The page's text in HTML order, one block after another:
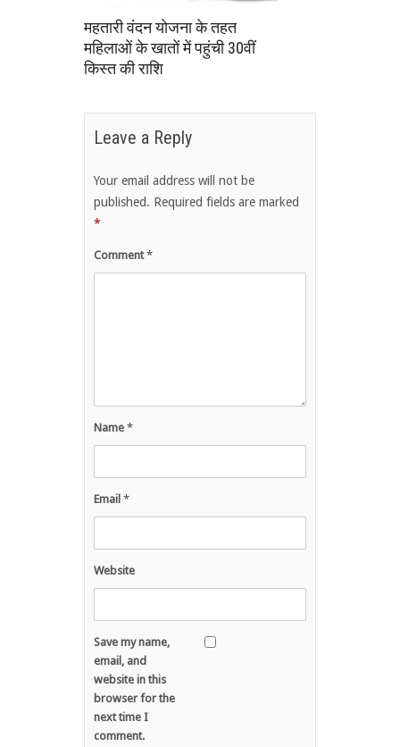
महतारी वंदन योजना के तहत
महिलाओं के खातों में पहुंची 30वीं
किस्त की राशि
Leave a Reply
Your email address will not be
published. Required fields are marked
*
Comment*
Name *
Email *
Website
Save my name,
email, and
website in this
browser for the
next time I
comment.